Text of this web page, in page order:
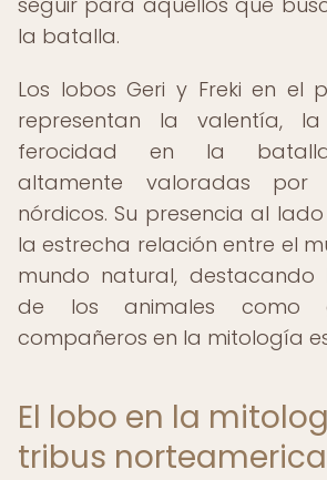
la batalla.
Los lobos Geri y Freki en el
representan la valentía,
ferocidad en la
altamente valoradas por
nórdicos. Su presencia al
la estrecha relación entre el
mundo natural, destacando
de los animales como
compañeros en la mitología
El lobo en la
tribus